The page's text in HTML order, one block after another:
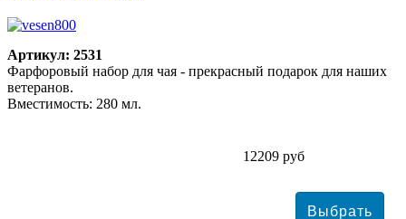
Артикул: 2531
Фарфоровый набор для чая - прекрасный подарок для наших
ветеранов.
Вместимость: 280 мл.
12209 руб